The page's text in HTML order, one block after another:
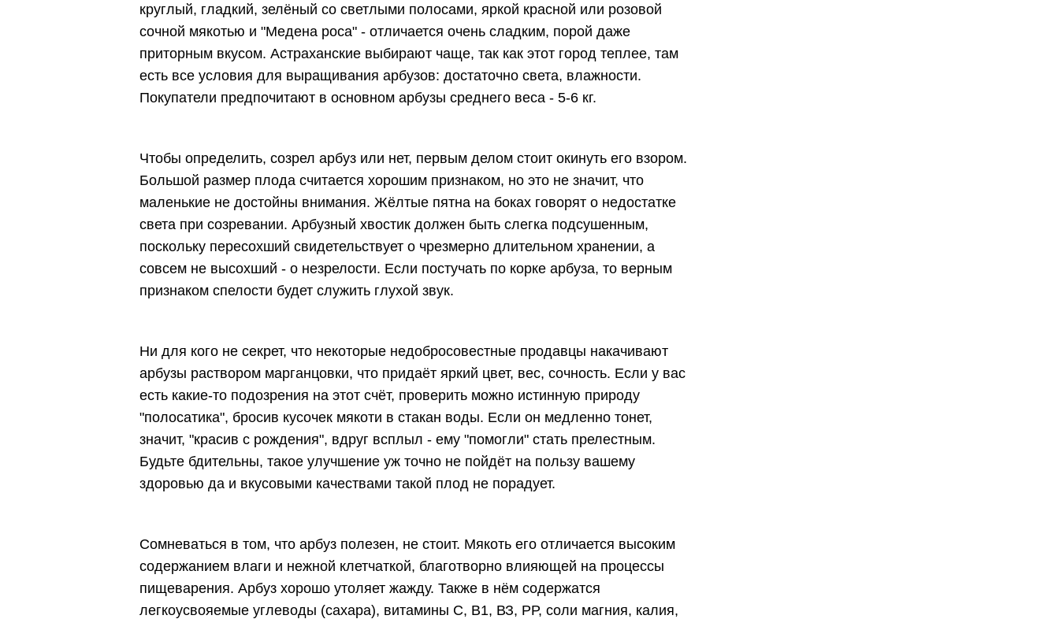
круглый, гладкий, зелёный со светлыми полосами, яркой красной или розовой
сочной мякотью и "Медена роса" - отличается очень сладким, порой даже
приторным вкусом. Астраханские выбирают чаще, так как этот город теплее, там
есть все условия для выращивания арбузов: достаточно света, влажности.
Покупатели предпочитают в основном арбузы среднего веса - 5-6 кг.
Чтобы определить, созрел арбуз или нет, первым делом стоит окинуть его взором.
Большой размер плода считается хорошим признаком, но это не значит, что
маленькие не достойны внимания. Жёлтые пятна на боках говорят о недостатке
света при созревании. Арбузный хвостик должен быть слегка подсушенным,
поскольку пересохший свидетельствует о чрезмерно длительном хранении, а
совсем не высохший - о незрелости. Если постучать по корке арбуза, то верным
признаком спелости будет служить глухой звук.
Ни для кого не секрет, что некоторые недобросовестные продавцы накачивают
арбузы раствором марганцовки, что придаёт яркий цвет, вес, сочность. Если у вас
есть какие-то подозрения на этот счёт, проверить можно истинную природу
"полосатика", бросив кусочек мякоти в стакан воды. Если он медленно тонет,
значит, "красив с рождения", вдруг всплыл - ему "помогли" стать прелестным.
Будьте бдительны, такое улучшение уж точно не пойдёт на пользу вашему
здоровью да и вкусовыми качествами такой плод не порадует.
Сомневаться в том, что арбуз полезен, не стоит. Мякоть его отличается высоким
содержанием влаги и нежной клетчаткой, благотворно влияющей на процессы
пищеварения. Арбуз хорошо утоляет жажду. Также в нём содержатся
легкоусвояемые углеводы (сахара), витамины С, В1, ВЗ, РР, соли магния, калия,